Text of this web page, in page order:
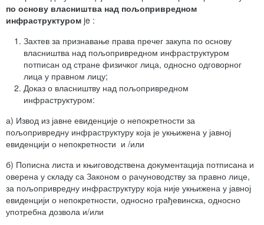
по основу власништва над пољопривредном
инфраструктуром je :
Захтев за признавање права пречег закупа по основу
власништва над пољопривредном инфраструктуром
потписан од стране физичког лица, односно одговорног
лица у правном лицу;
Доказ о власништву над пољопривредном
инфраструктуром:
а) Извод из јавне евиденције о непокретности за
пољопривредну инфраструктуру која је укњижена у јавној
евиденцији о непокретности и /или
б) Пописна листа и књиговодствена документација потписана и
оверена у складу са Законом о рачуноводству за правно лице,
за пољопривредну инфраструктуру која није укњижена у јавној
евиденцији о непокретности, односно грађевинска, односно
употребна дозвола и/или